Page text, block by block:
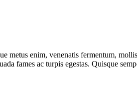
metus enim, venenatis fermentum,
fames ac turpis egestas. Quisque